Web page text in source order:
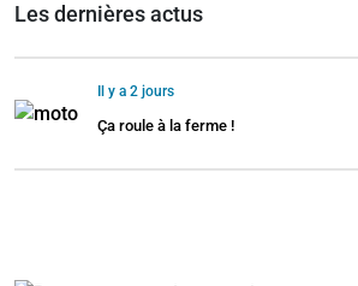
Les dernières actus
Il y a 2 jours
Ça roule à la ferme !